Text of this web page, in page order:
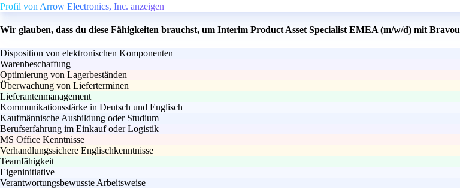
Profil von Arrow Electronics, Inc. anzeigen
Wir glauben, dass du diese Fähigkeiten brauchst, um Interim Product Asset Specialist EMEA (m/w/d) mit
Disposition von elektronischen Komponenten
Warenbeschaffung
Optimierung von Lagerbeständen
Überwachung von Lieferterminen
Lieferantenmanagement
Kommunikationsstärke in Deutsch und Englisch
Kaufmännische Ausbildung oder Studium
Berufserfahrung im Einkauf oder Logistik
MS Office Kenntnisse
Verhandlungssichere Englischkenntnisse
Teamfähigkeit
Eigeninitiative
Verantwortungsbewusste Arbeitsweise